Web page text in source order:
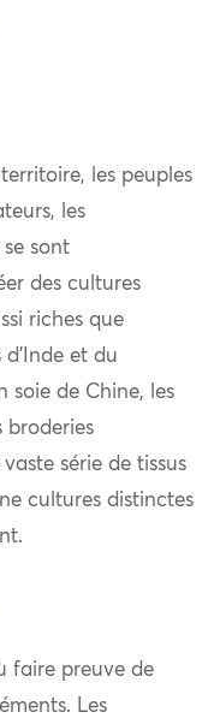
les peuples
les
sont
des cultures
riches que
et du
soie de Chine, les
broderies
série de tissus
cultures distinctes
faire preuve de
Les